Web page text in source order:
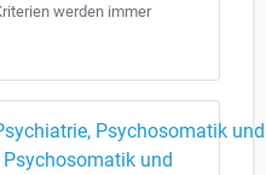
werden immer
Psychosomatik und